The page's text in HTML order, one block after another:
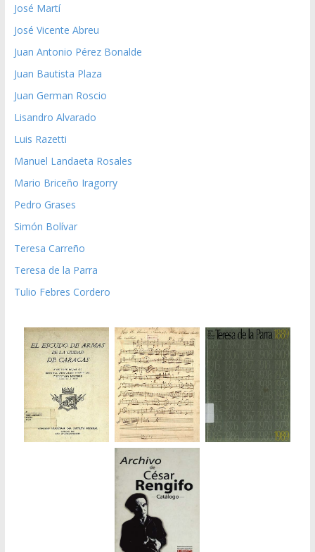
José Martí
José Vicente Abreu
Juan Antonio Pérez Bonalde
Juan Bautista Plaza
Juan German Roscio
Lisandro Alvarado
Luis Razetti
Manuel Landaeta Rosales
Mario Briceño Iragorry
Pedro Grases
Simón Bolívar
Teresa Carreño
Teresa de la Parra
Tulio Febres Cordero